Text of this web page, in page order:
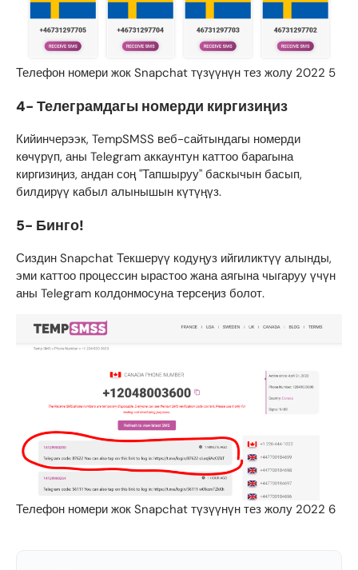
Телефон номери жок Snapchat түзүүнүн тез жолу 2022 5
4- Телеграмдагы номерди киргизиңиз
Кийинчерээк, TempSMSS веб-сайтындагы номерди
көчүрүп, аны Telegram аккаунтун каттоо барагына
киргизиңиз, андан соң "Тапшыруу" баскычын басып,
билдирүү кабыл алынышын күтүңүз.
5- Бинго!
Сиздин Snapchat Текшерүү кодуңуз ийгиликтүү алынды,
эми каттоо процессин ырастоо жана аягына чыгаруу үчүн
аны Telegram колдонмосуна терсеңиз болот.
Телефон номери жок Snapchat түзүүнүн тез жолу 2022 6